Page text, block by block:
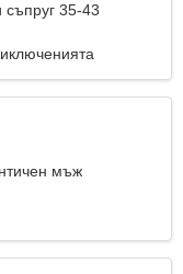
35-43
мъж